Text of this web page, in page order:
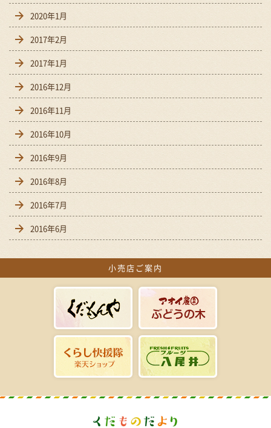
2020年1月
2017年2月
2017年1月
2016年12月
2016年11月
2016年10月
2016年9月
2016年8月
2016年7月
2016年6月
小売店ご案内